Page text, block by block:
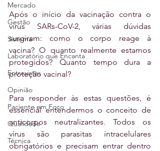
Mercado
Gestão
Sistema
Laboratório que Encanta
Entrevistas
Opinião
Paciente em Foco
Qualidade
Técnica
Após o início da vacinação contra o
vírus SARs-CoV-2, várias dúvidas
surgiram: como o corpo reage à
vacina? O quanto realmente estamos
protegidos? Quanto tempo dura a
proteção vacinal?
Para responder às estas questões, é
essencial entendermos o conceito de
anticorpos neutralizantes. Todos os
vírus são parasitas intracelulares
obrigatórios e precisam entrar dentro